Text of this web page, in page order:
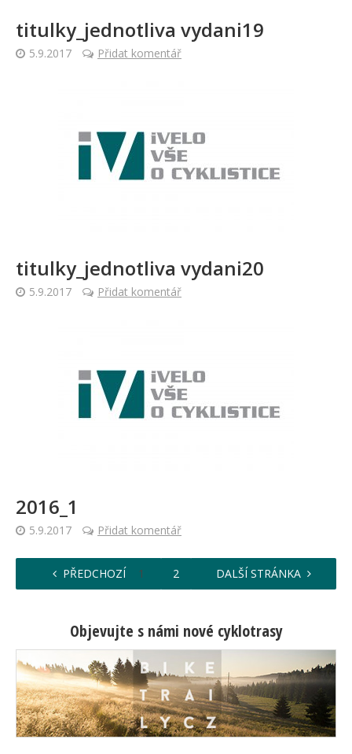
titulky_jednotliva vydani19
5.9.2017 Přidat komentář
titulky_jednotliva vydani20
5.9.2017 Přidat komentář
2016_1
5.9.2017 Přidat komentář
PŘEDCHOZÍ 1 2 DALŠÍ STRÁNKA
Objevujte s námi nové cyklotrasy